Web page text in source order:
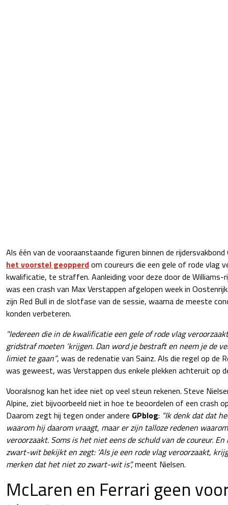
Als één van de vooraanstaande figuren binnen de
het voorstel geopperdom coureurs die een gele of rode vlag
kwalificatie, te straffen. Aanleiding voor deze door de Williams-
was een crash van Max Verstappen afgelopen week in
zijn Red Bull in de slotfase van de sessie, waarna de meeste
konden verbeteren.
"Iedereen die in de kwalificatie een gele of rode vlag
gridstraf moeten ‘krijgen. Dan word je bestraft en neem je de
limiet te gaan”, was de redenatie van Sainz. Als die regel op de
was geweest, was Verstappen dus enkele plekken achteruit op
Vooralsnog kan het idee niet op veel steun rekenen. Steve
Alpine, ziet bijvoorbeeld niet in hoe te beoordelen of een crash
Daarom zegt hij tegen onder andere GPblog: “Ik denk dat dat
waarom hij daarom vraagt, maar er zijn talloze redenen
veroorzaakt. Soms is het niet eens de schuld van de coureur.
zwart-wit bekijkt en zegt: ‘Als je een rode vlag veroorzaakt,
merken dat het niet zo zwart-wit is”,meent Nielsen.
McLaren en Ferrari geen